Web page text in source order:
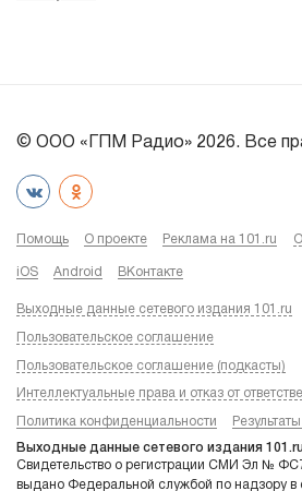
© ООО «ГПМ Радио» 2026. Все
Помощь О проекте Реклама на 101.ru
iOS Android ВКонтакте
Выходные данные сетевого издания 101.ru
Пользовательское соглашение
Пользовательское соглашение (подкасты)
Интеллектуальные права и отказ от
Политика конфиденциальности
Выходные данные сетевого издания 101.ru
Свидетельство о регистрации СМИ Эл №
выдано Федеральной службой по надзору в